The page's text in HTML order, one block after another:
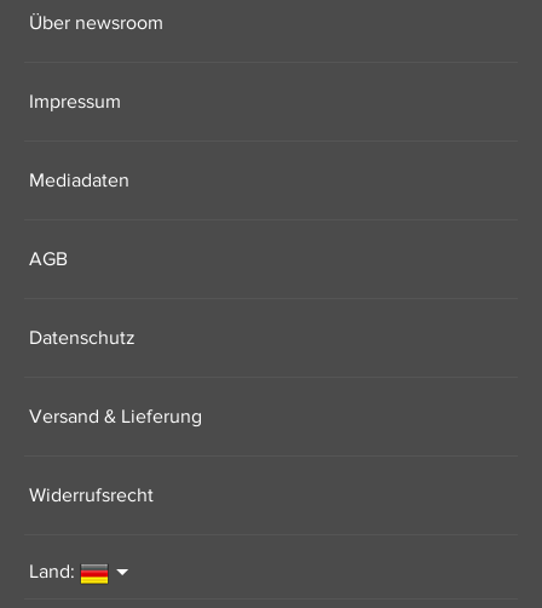
Über newsroom
Impressum
Mediadaten
AGB
Datenschutz
Versand & Lieferung
Widerrufsrecht
Land: